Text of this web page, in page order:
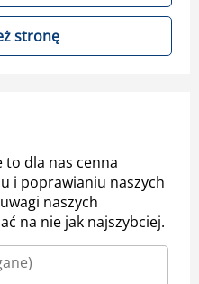
stronę
to dla nas cenna
i poprawianiu naszych
naszych
na nie jak najszybciej.